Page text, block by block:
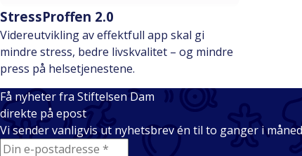
StressProffen 2.0
Videreutvikling av effektfull app skal gi
mindre stress, bedre livskvalitet – og mindre
press på helsetjenestene.
Få nyheter fra Stiftelsen Dam
direkte på epost
Vi sender vanligvis ut nyhetsbrev én til to ganger i
E-mail